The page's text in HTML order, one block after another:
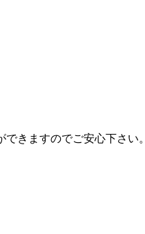
きますのでご安心下さい。